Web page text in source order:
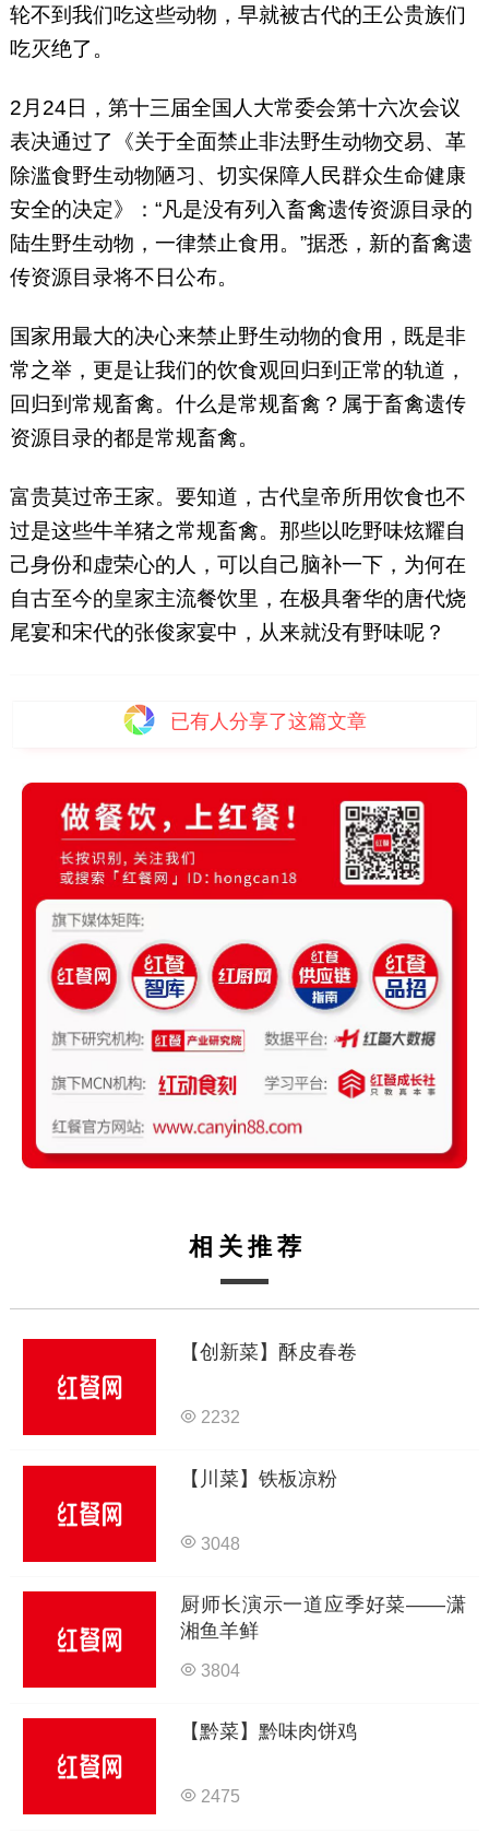
轮不到我们吃这些动物，早就被古代的王公贵族们
吃灭绝了。
2月24日，第十三届全国人大常委会第十六次会议
表决通过了《关于全面禁止非法野生动物交易、革
除滥食野生动物陋习、切实保障人民群众生命健康
安全的决定》：“凡是没有列入畜禽遗传资源目录的
陆生野生动物，一律禁止食用。”据悉，新的畜禽遗
传资源目录将不日公布。
国家用最大的决心来禁止野生动物的食用，既是非
常之举，更是让我们的饮食观回归到正常的轨道，
回归到常规畜禽。什么是常规畜禽？属于畜禽遗传
资源目录的都是常规畜禽。
富贵莫过帝王家。要知道，古代皇帝所用饮食也不
过是这些牛羊猪之常规畜禽。那些以吃野味炫耀自
己身份和虚荣心的人，可以自己脑补一下，为何在
自古至今的皇家主流餐饮里，在极具奢华的唐代烧
尾宴和宋代的张俊家宴中，从来就没有野味呢？
已有 人分享了这篇文章
相关推荐
【创新菜】酥皮春卷
2232
【川菜】铁板凉粉
3048
厨师长演示一道应季好菜——潇
湘鱼羊鲜
3804
【黔菜】黔味肉饼鸡
2475